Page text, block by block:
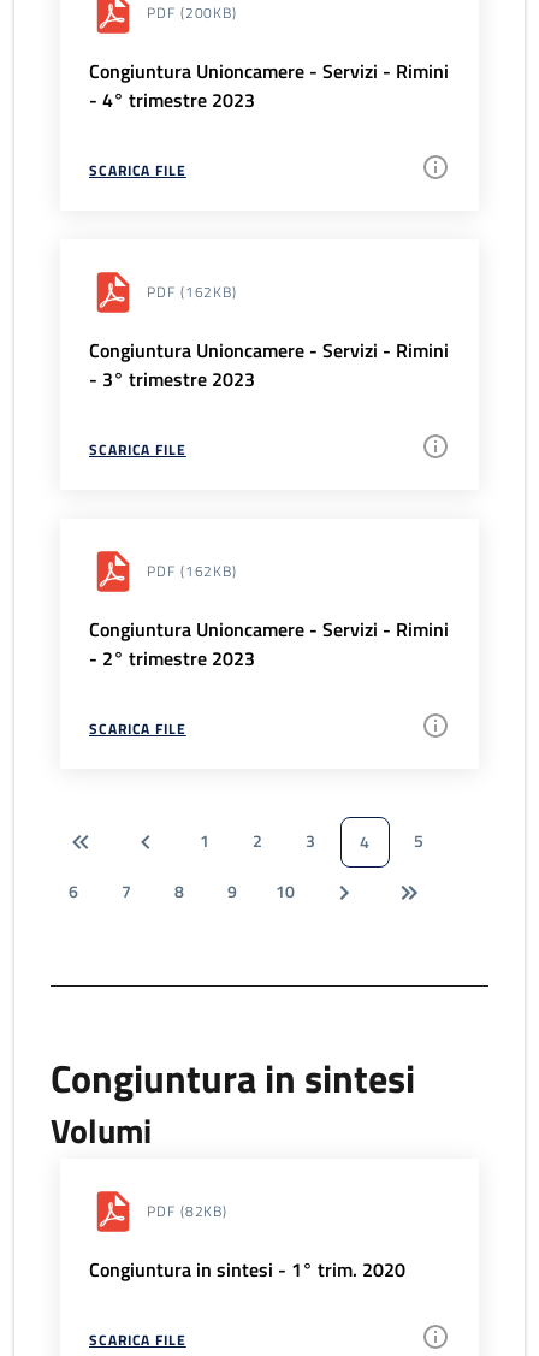
PDF (200KB)
Congiuntura Unioncamere - Servizi - Rimini
- 4° trimestre 2023
SCARICA FILE
PDF (162KB)
Congiuntura Unioncamere - Servizi - Rimini
- 3° trimestre 2023
SCARICA FILE
PDF (162KB)
Congiuntura Unioncamere - Servizi - Rimini
- 2° trimestre 2023
SCARICA FILE
1 2 3 4
5
6
7 8 9 10
Congiuntura in sintesi
Volumi
PDF (82KB)
Congiuntura in sintesi - 1° trim. 2020
SCARICA FILE